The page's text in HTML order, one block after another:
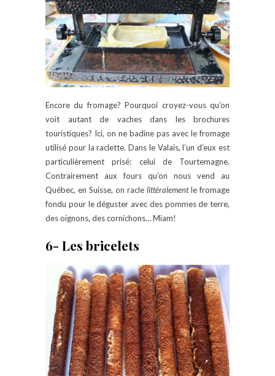
Encore du fromage? Pourquoi croyez-vous qu’on
voit autant de vaches dans les brochures
touristiques? Ici, on ne badine pas avec le fromage
utilisé pour la raclette. Dans le Valais, l’un d’eux est
particulièrement prisé: celui de Tourtemagne.
Contrairement aux fours qu’on nous vend au
Québec, en Suisse, on racle littéralementle fromage
fondu pour le déguster avec des pommes de terre,
des oignons, des cornichons… Miam!
6- Les bricelets